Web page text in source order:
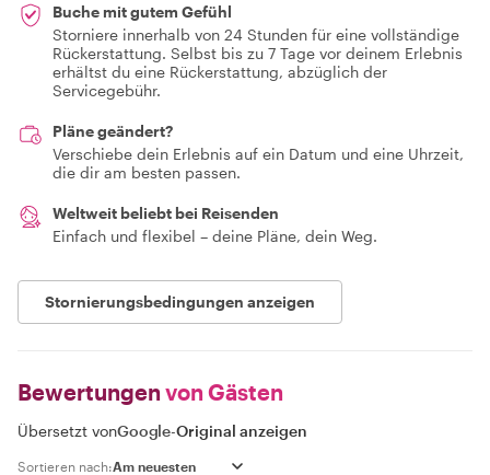
Buche mit gutem Gefühl
Storniere innerhalb von 24 Stunden für eine vollständige
Rückerstattung. Selbst bis zu 7 Tage vor deinem Erlebnis
erhältst du eine Rückerstattung, abzüglich der
Servicegebühr.
Pläne geändert?
Verschiebe dein Erlebnis auf ein Datum und eine Uhrzeit,
die dir am besten passen.
Weltweit beliebt bei Reisenden
Einfach und flexibel – deine Pläne, dein Weg.
Stornierungsbedingungen anzeigen
Bewertungen von Gästen
Übersetzt vonGoogle-Original anzeigen
Sortieren nach: